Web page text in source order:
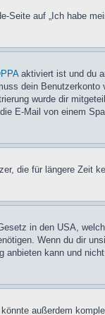
Seite auf „Ich habe
aktiviert ist und du
dein
wurde dir
E-Mail von einem
die für längere Zeit
in den USA,
Wenn du dir
kann und
außerdem